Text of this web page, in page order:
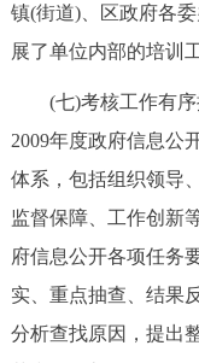
镇(街道)、区政府各
展了单位内部的培训
(七)考核工作有序
2009年度政府信息公
体系，包括组织领导
监督保障、工作创新
府信息公开各项任务
实、重点抽查、结果
分析查找原因，提出